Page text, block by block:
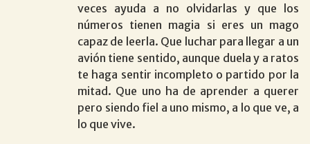
veces ayuda a no olvidarlas y que los
números tienen magia si eres un mago
capaz de leerla. Que luchar para llegar a un
avión tiene sentido, aunque duela y a ratos
te haga sentir incompleto o partido por la
mitad. Que uno ha de aprender a querer
pero siendo fiel a uno mismo, a lo que ve, a
lo que vive.